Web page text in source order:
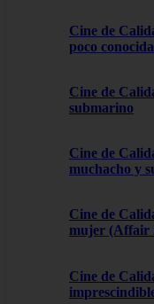
Cine de
poco
Cine de
submarino
Cine de
muchacho y
Cine de
mujer (Affair
Cine de